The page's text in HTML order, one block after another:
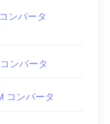
ンバータ
ンバータ
コンバータ